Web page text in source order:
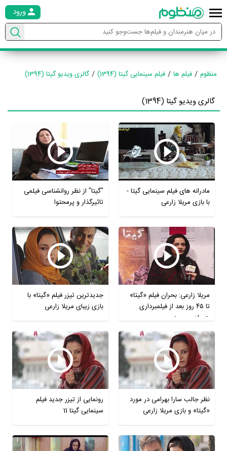
ورود
منظوم فیلم ها فیلم سینمایی گیتا (1394) گالری ویدیو گیتا (1394)
گالری ویدیو گیتا (1394)
مادرانه های فیلم سینمایی گیتا -
با بازی مریلا زارعی
"گیتا" از نظر روانشناسی فیلمی
تاثیرگذار و پرمحتوا
مریلا زارعی: بحران فیلم «گیتا»
تا ٤٥ روز بعد از فیلمبرداری
همراه من بود.
جدیدترین تیزر فیلم «گیتا» با
بازی زیبای مریلا زارعی
نظر جالب سارا بهرامی در مورد
«گیتا» و بازی مریلا زارعی
رونمایی از تیزر جدید فیلم
سینمایی گیتا 11